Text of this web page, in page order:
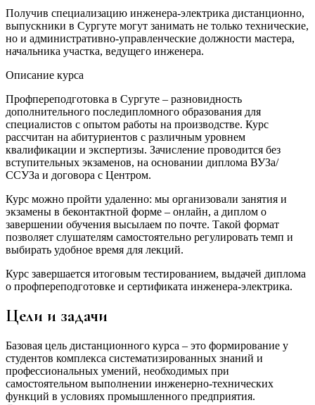
Получив специализацию инженера-электрика дистанционно,
выпускники в Сургуте могут занимать не только технические,
но и административно-управленческие должности мастера,
начальника участка, ведущего инженера.
Описание курса
Профпереподготовка в Сургуте – разновидность
дополнительного последипломного образования для
специалистов с опытом работы на производстве. Курс
рассчитан на абитуриентов с различным уровнем
квалификации и экспертизы. Зачисление проводится без
вступительных экзаменов, на основании диплома ВУЗа/
ССУЗа и договора с Центром.
Курс можно пройти удаленно: мы организовали занятия и
экзамены в беконтактной форме – онлайн, а диплом о
завершении обучения высылаем по почте. Такой формат
позволяет слушателям самостоятельно регулировать темп и
выбирать удобное время для лекций.
Курс завершается итоговым тестированием, выдачей диплома
о профпереподготовке и сертификата инженера-электрика.
Цели и задачи
Базовая цель дистанционного курса – это формирование у
студентов комплекса систематизированных знаний и
профессиональных умений, необходимых при
самостоятельном выполнении инженерно-технических
функций в условиях промышленного предприятия.